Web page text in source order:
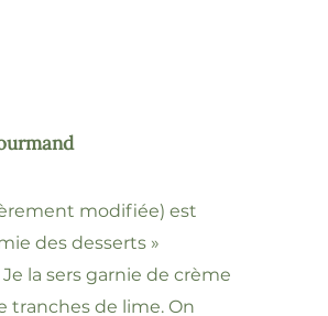
modifiée) est
des desserts »
la sers garnie de crème
tranches de lime. On